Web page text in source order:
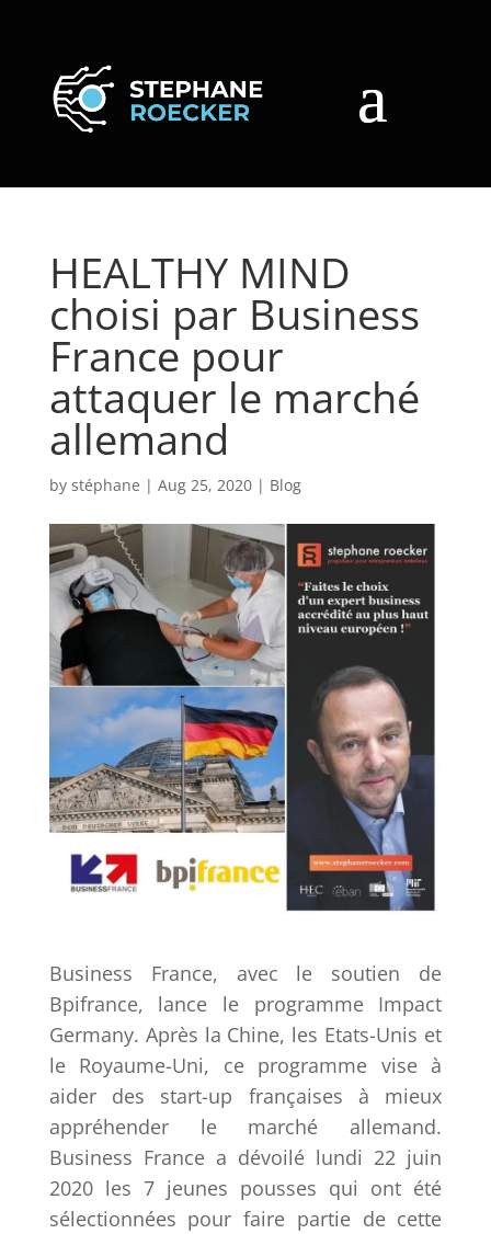
HEALTHY MIND
choisi par Business
France pour
attaquer le marché
allemand
by stéphane | Aug 25, 2020| Blog
Business France, avec le soutien de
Bpifrance, lance le programme Impact
Germany. Après la Chine, les Etats-Unis et
le Royaume-Uni, ce programme vise à
aider des start-up françaises à mieux
appréhender le marché allemand.
Business France a dévoilé lundi 22 juin
2020 les 7 jeunes pousses qui ont été
sélectionnées pour faire partie de cette